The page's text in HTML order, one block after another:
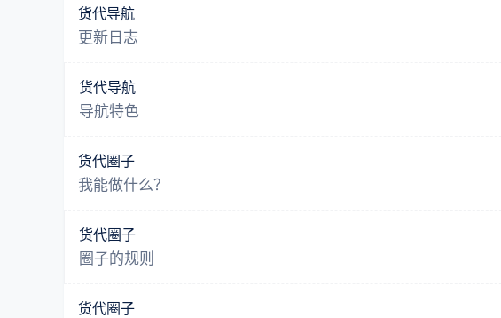
货代导航
更新日志
货代导航
导航特色
货代圈子
我能做什么？
货代圈子
圈子的规则
货代圈子